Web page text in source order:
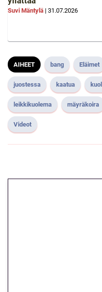
Suvi Mäntylä | 31.07.2026
AIHEET bang Eläimet
juostessa kaatua
leikkikuolema mäyräkoira
Videot